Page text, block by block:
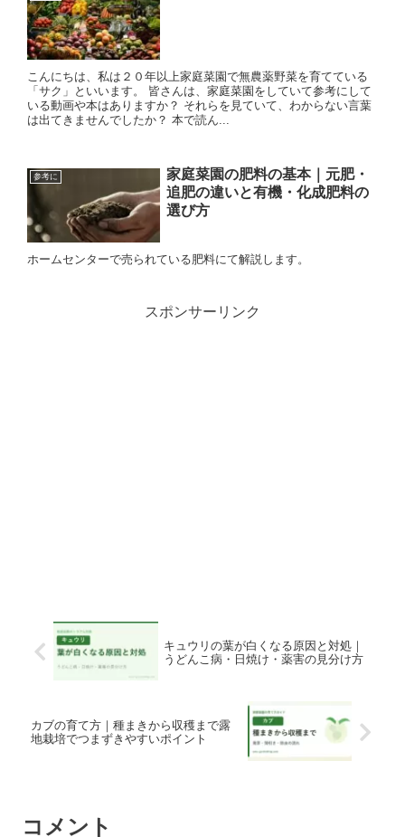
こんにちは、私は２０年以上家庭菜園で無農薬野菜を育てている
「サク」といいます。 皆さんは、家庭菜園をしていて参考にして
いる動画や本はありますか？ それらを見ていて、わからない言葉
は出てきませんでしたか？ 本で読ん...
参考に
家庭菜園の肥料の基本｜元肥・
追肥の違いと有機・化成肥料の
選び方
ホームセンターで売られている肥料にて解説します。
スポンサーリンク
キュウリの葉が白くなる原因と対処｜
うどんこ病・日焼け・薬害の見分け方
カブの育て方｜種まきから収穫まで露
地栽培でつまずきやすいポイント
コメント